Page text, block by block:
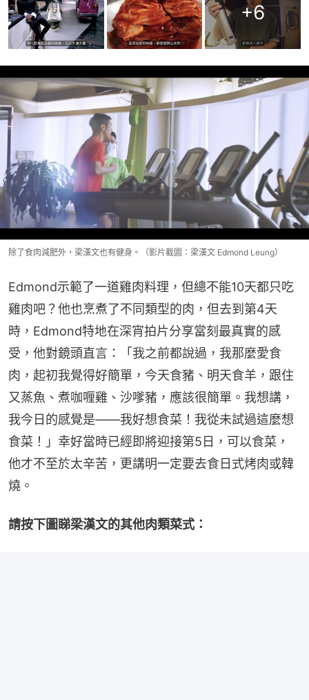
+6
除了食肉減肥外，梁漢文也有健身。（影片截圖：梁漢文 Edmond Leung）
Edmond示範了一道雞肉料理，但總不能10天都只吃
雞肉吧？他也烹煮了不同類型的肉，但去到第4天
時，Edmond特地在深宵拍片分享當刻最真實的感
受，他對鏡頭直言：「我之前都說過，我那麼愛食
肉，起初我覺得好簡單，今天食豬、明天食羊，跟住
又蒸魚、煮咖喱雞、沙嗲豬，應該很簡單。我想講，
我今日的感覺是——我好想食菜！我從未試過這麼想
食菜！」幸好當時已經即將迎接第5日，可以食菜，
他才不至於太辛苦，更講明一定要去食日式烤肉或韓
燒。
請按下圖睇梁漢文的其他肉類菜式：